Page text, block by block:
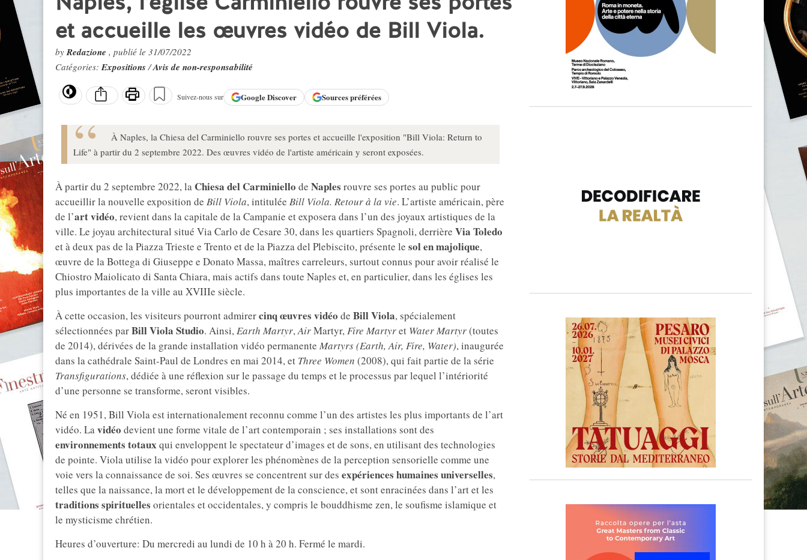
et accueille les œuvres vidéo de Bill Viola.
byRedazione , publié le 31/07/2022
Catégories:Expositions/Avis de non-responsabilité
Suivez-nous sur GoogleDiscover Sources préférées
À Naples, la Chiesa del Carminiello rouvre ses portes et accueille l'exposition "Bill Viola: Return to
Life" à partir du 2 septembre 2022. Des œuvres vidéo de l'artiste américain y seront exposées.
À partir du 2 septembre 2022, la Chiesa del Carminiello de Naples rouvre ses portes au public pour
accueillir la nouvelle exposition de Bill Viola, intitulée Bill Viola. Retour à la vie. L’artiste américain, père
de l’art vidéo, revient dans la capitale de la Campanie et exposera dans l’un des joyaux artistiques de la
ville. Le joyau architectural situé Via Carlo de Cesare 30, dans les quartiers Spagnoli, derrière Via Toledo
et à deux pas de la Piazza Trieste e Trento et de la Piazza del Plebiscito, présente le sol en majolique,
œuvre de la Bottega di Giuseppe e Donato Massa, maîtres carreleurs, surtout connus pour avoir réalisé le
Chiostro Maiolicato di Santa Chiara, mais actifs dans toute Naples et, en particulier, dans les églises les
plus importantes de la ville au XVIIIe siècle.
À cette occasion, les visiteurs pourront admirercinq œuvres vidéo de Bill Viola, spécialement
sélectionnées parBill Viola Studio. Ainsi,Earth Martyr,AirMartyr,Fire Martyret Water Martyr(toutes
de 2014), dérivées de la grande installation vidéo permanente Martyrs (Earth, Air, Fire, Water), inaugurée
dans la cathédrale Saint-Paul de Londres en mai 2014, et Three Women (2008), qui fait partie de la série
Transfigurations, dédiée à une réflexion sur le passage du temps et le processus par lequel l’intériorité
d’une personne se transforme, seront visibles.
Né en 1951, Bill Viola est internationalement reconnu comme l’un des artistes les plus importants de l’art
vidéo. Lavidéo devient une forme vitale de l’art contemporain ; ses installations sont des
environnements totaux qui enveloppent le spectateur d’images et de sons, en utilisant des technologies
de pointe. Viola utilise la vidéo pour explorer les phénomènes de la perception sensorielle comme une
voie vers la connaissance de soi. Ses œuvres se concentrent sur des expériences humaines universelles,
telles que la naissance, la mort et le développement de la conscience, et sont enracinées dans l’art et les
traditions spirituelles orientales et occidentales, y compris le bouddhisme zen, le soufisme islamique et
le mysticisme chrétien.
Heures d’ouverture: Du mercredi au lundi de 10 h à 20 h. Fermé le mardi.